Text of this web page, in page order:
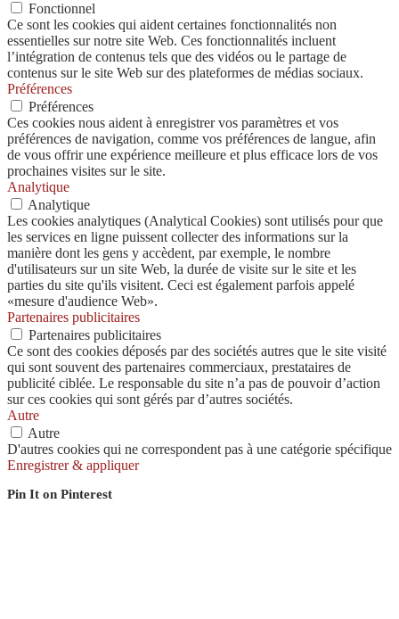
Fonctionnel
Ce sont les cookies qui aident certaines fonctionnalités non
essentielles sur notre site Web. Ces fonctionnalités incluent
l’intégration de contenus tels que des vidéos ou le partage de
contenus sur le site Web sur des plateformes de médias sociaux.
Préférences
Préférences
Ces cookies nous aident à enregistrer vos paramètres et vos
préférences de navigation, comme vos préférences de langue, afin
de vous offrir une expérience meilleure et plus efficace lors de vos
prochaines visites sur le site.
Analytique
Analytique
Les cookies analytiques (Analytical Cookies) sont utilisés pour que
les services en ligne puissent collecter des informations sur la
manière dont les gens y accèdent, par exemple, le nombre
d'utilisateurs sur un site Web, la durée de visite sur le site et les
parties du site qu'ils visitent. Ceci est également parfois appelé
«mesure d'audience Web».
Partenaires publicitaires
Partenaires publicitaires
Ce sont des cookies déposés par des sociétés autres que le site visité
qui sont souvent des partenaires commerciaux, prestataires de
publicité ciblée. Le responsable du site n’a pas de pouvoir d’action
sur ces cookies qui sont gérés par d’autres sociétés.
Autre
Autre
D'autres cookies qui ne correspondent pas à une catégorie spécifique
Enregistrer & appliquer
Pin It on Pinterest